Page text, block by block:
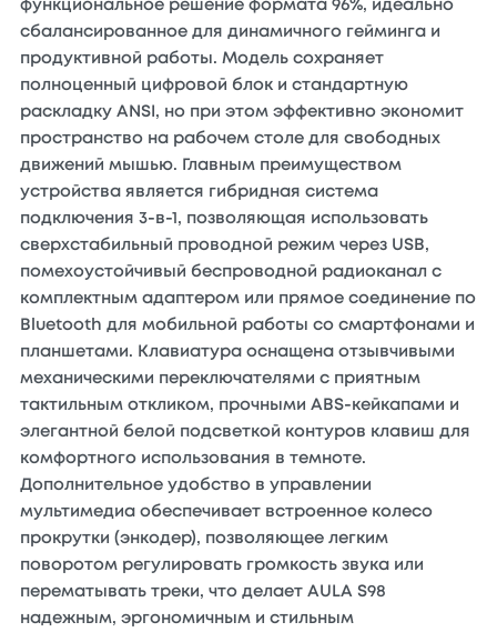
функциональное решение формата 96%, идеально
сбалансированное для динамичного гейминга и
продуктивной работы. Модель сохраняет
полноценный цифровой блок и стандартную
раскладку ANSI, но при этом эффективно экономит
пространство на рабочем столе для свободных
движений мышью. Главным преимуществом
устройства является гибридная система
подключения 3-в-1, позволяющая использовать
сверхстабильный проводной режим через USB,
помехоустойчивый беспроводной радиоканал с
комплектным адаптером или прямое соединение по
Bluetooth для мобильной работы со смартфонами и
планшетами. Клавиатура оснащена отзывчивыми
механическими переключателями с приятным
тактильным откликом, прочными ABS-кейкапами и
элегантной белой подсветкой контуров клавиш для
комфортного использования в темноте.
Дополнительное удобство в управлении
мультимедиа обеспечивает встроенное колесо
прокрутки (энкодер), позволяющее легким
поворотом регулировать громкость звука или
перематывать треки, что делает AULA S98
надежным, эргономичным и стильным